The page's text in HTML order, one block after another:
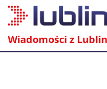
Wiadomości z